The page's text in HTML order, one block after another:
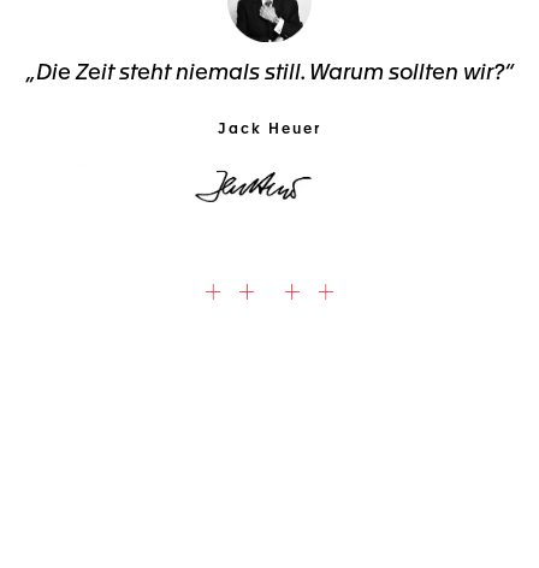
„Die Zeit steht niemals still. Warum sollten wir?“
Jack Heuer